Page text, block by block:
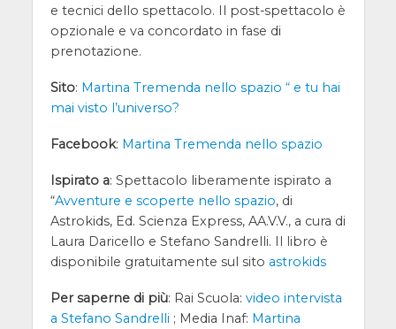
e tecnici dello spettacolo. Il post-spettacolo è
opzionale e va concordato in fase di
prenotazione.
Sito: Martina Tremenda nello spazio “ e tu hai
mai visto l’universo?
Facebook: Martina Tremenda nello spazio
Ispirato a: Spettacolo liberamente ispirato a
“Avventure e scoperte nello spazio, di
Astrokids, Ed. Scienza Express, AA.V.V., a cura di
Laura Daricello e Stefano Sandrelli. Il libro è
disponibile gratuitamente sul sito astrokids
Per saperne di più: Rai Scuola: video intervista
a Stefano Sandrelli ; Media Inaf: Martina